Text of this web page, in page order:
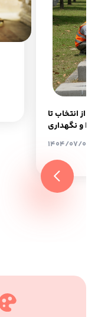
از انتخاب تا
اجرا و نگهداری
1404/07/03